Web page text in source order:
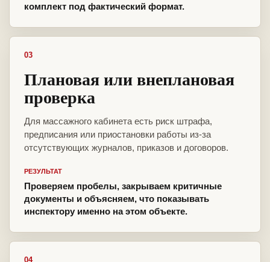
комплект под фактический формат.
03
Плановая или внеплановая
проверка
Для массажного кабинета есть риск штрафа,
предписания или приостановки работы из-за
отсутствующих журналов, приказов и договоров.
РЕЗУЛЬТАТ
Проверяем пробелы, закрываем критичные
документы и объясняем, что показывать
инспектору именно на этом объекте.
04